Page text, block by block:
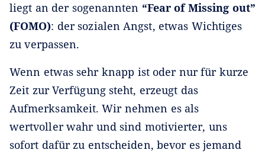
liegt an der sogenannten “Fear of Missing out”
(FOMO): der sozialen Angst, etwas Wichtiges
zu verpassen.
Wenn etwas sehr knapp ist oder nur für kurze
Zeit zur Verfügung steht, erzeugt das
Aufmerksamkeit. Wir nehmen es als
wertvoller wahr und sind motivierter, uns
sofort dafür zu entscheiden, bevor es jemand